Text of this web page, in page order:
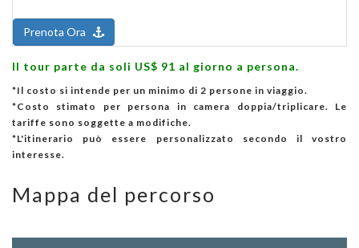
Prenota Ora
Il tour parte da soli US$ 91 al giorno a persona.
*Il costo si intende per un minimo di 2 persone in viaggio.
*Costo stimato per persona in camera doppia/triplicare. Le
tariffe sono soggette a modifiche.
*L'itinerario può essere personalizzato secondo il vostro
interesse.
Mappa del percorso